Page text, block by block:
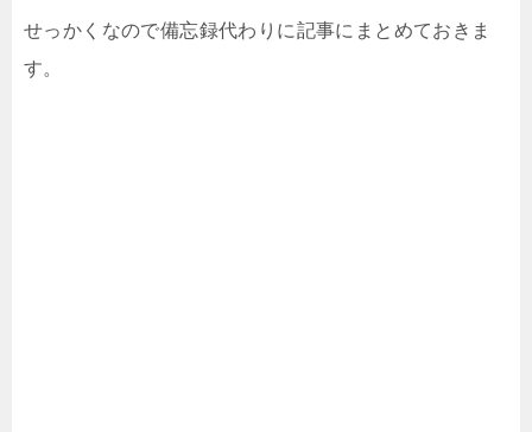
せっかくなので備忘録代わりに記事にまとめておきま
す。